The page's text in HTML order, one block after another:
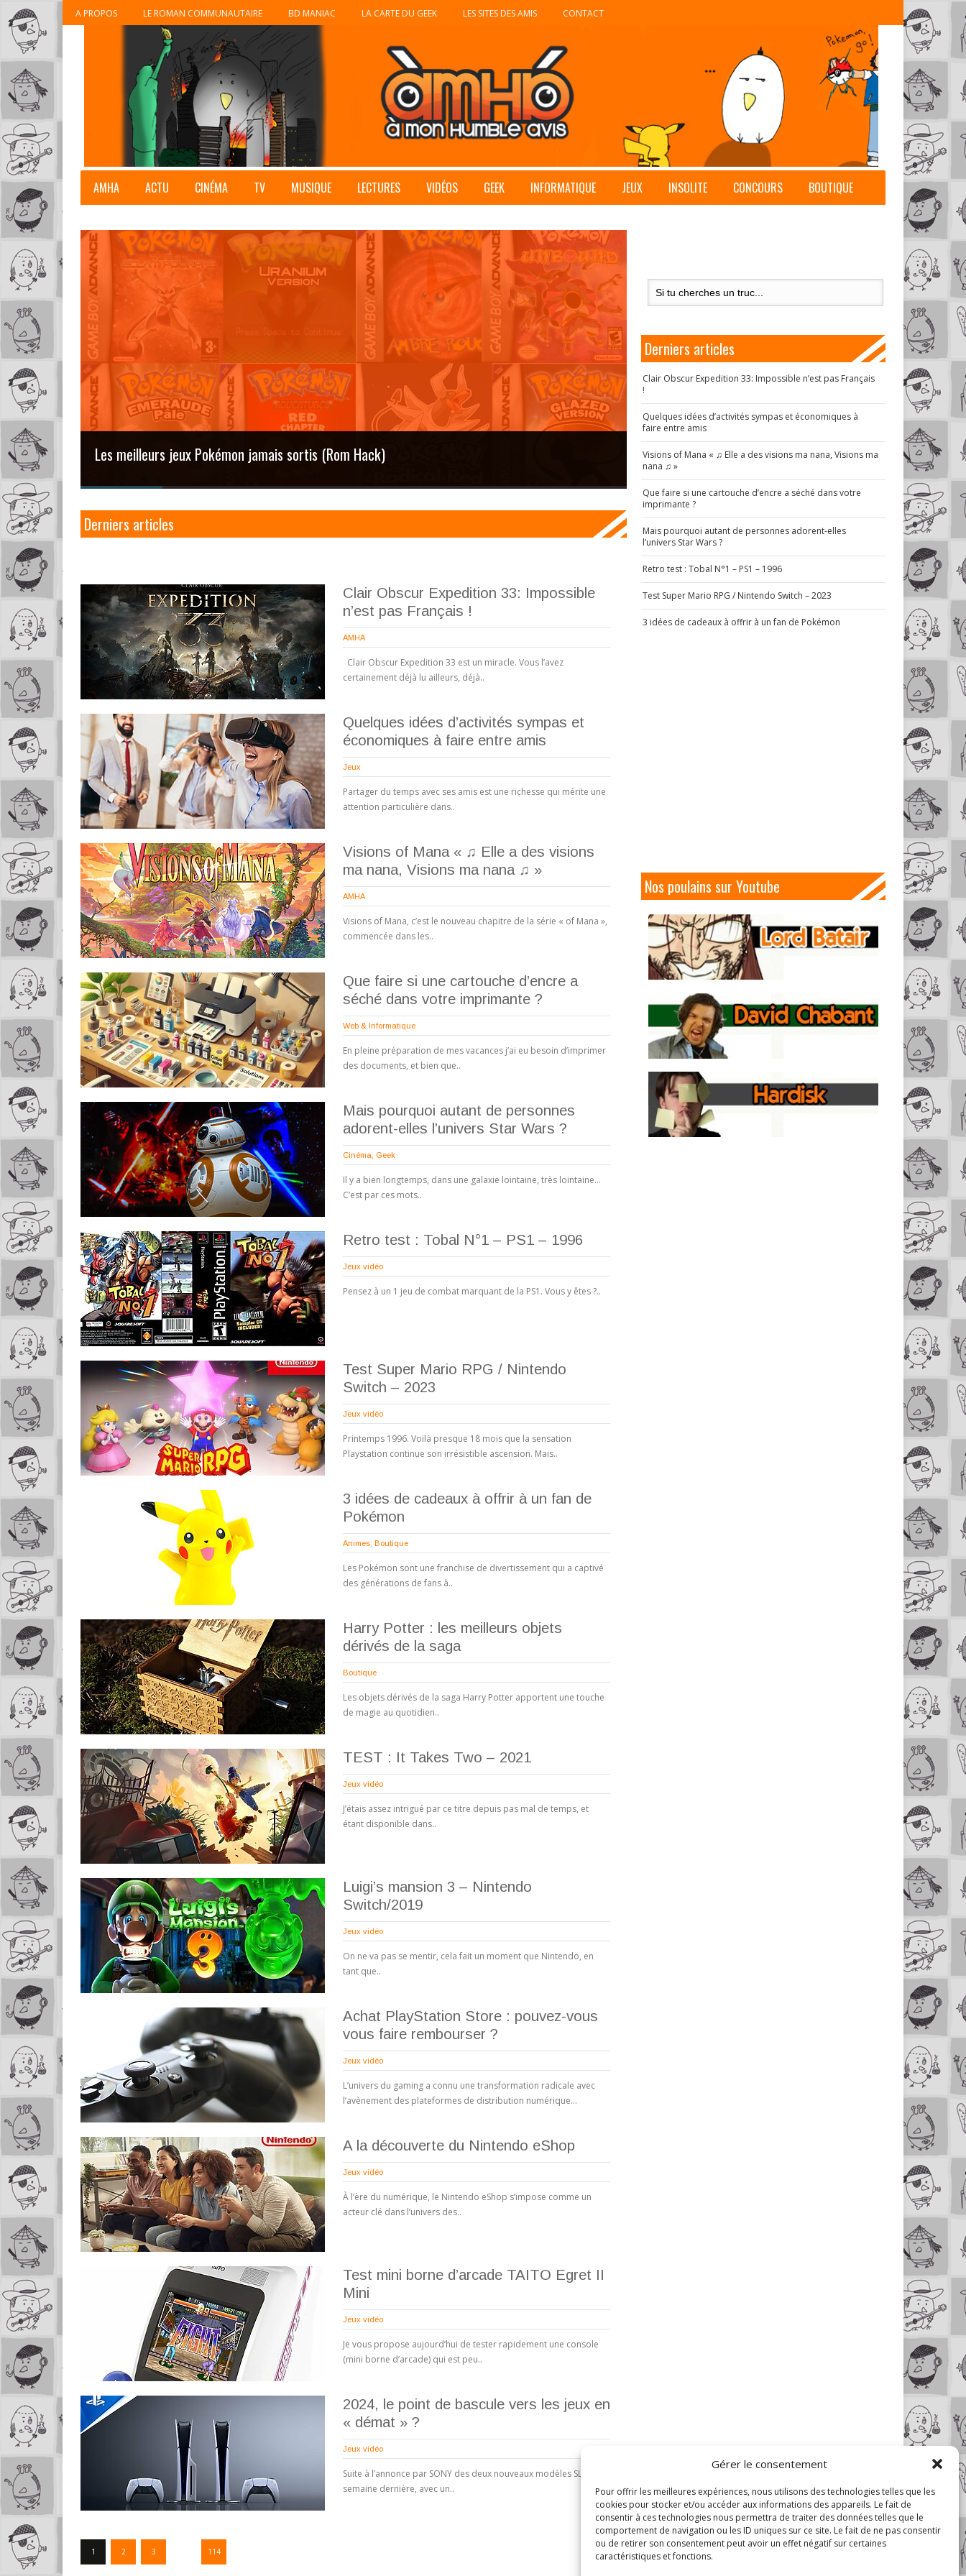
Gérer le consentement
Pour offrir les meilleures expériences, nous utilisons des technologies telles que les
cookies pour stocker et/ou accéder aux informations des appareils. Le fait de
consentir à ces technologies nous permettra de traiter des données telles que le
comportement de navigation ou les ID uniques sur ce site. Le fait de ne pas consentir
ou de retirer son consentement peut avoir un effet négatif sur certaines
caractéristiques et fonctions.
A PROPOS LE ROMAN COMMUNAUTAIRE BD MANIAC LA CARTE DU GEEK LES SITES DES AMIS CONTACT
AMHA ACTU CINÉMA TV MUSIQUE LECTURES VIDÉOS GEEK INFORMATIQUE JEUX INSOLITE CONCOURS BOUTIQUE
Les meilleurs jeux Pokémon jamais sortis (Rom Hack)
Derniers articles
Clair Obscur Expedition 33: Impossible
n’est pas Français !
AMHA
Clair Obscur Expedition 33 est un miracle. Vous l’avez
certainement déjà lu ailleurs, déjà..
Quelques idées d’activités sympas et
économiques à faire entre amis
Jeux
Partager du temps avec ses amis est une richesse qui mérite une
attention particulière dans..
Visions of Mana « ♫ Elle a des visions
ma nana, Visions ma nana ♫ »
AMHA
Visions of Mana, c’est le nouveau chapitre de la série « of Mana »,
commencée dans les..
Que faire si une cartouche d’encre a
séché dans votre imprimante ?
Web & Informatique
En pleine préparation de mes vacances j’ai eu besoin d’imprimer
des documents, et bien que..
Mais pourquoi autant de personnes
adorent-elles l’univers Star Wars ?
Cinéma Geek
Il y a bien longtemps, dans une galaxie lointaine, très lointaine…
C’est par ces mots..
Retro test : Tobal N°1 – PS1 – 1996
Jeux vidéo
Pensez à un 1 jeu de combat marquant de la PS1. Vous y êtes ?..
Test Super Mario RPG / Nintendo
Switch – 2023
Jeux vidéo
Printemps 1996. Voilà presque 18 mois que la sensation
Playstation continue son irrésistible ascension. Mais..
3 idées de cadeaux à offrir à un fan de
Pokémon
Animes Boutique
Les Pokémon sont une franchise de divertissement qui a captivé
des générations de fans à..
Harry Potter : les meilleurs objets
dérivés de la saga
Boutique
Les objets dérivés de la saga Harry Potter apportent une touche
de magie au quotidien..
TEST : It Takes Two – 2021
Jeux vidéo
J’étais assez intrigué par ce titre depuis pas mal de temps, et
étant disponible dans..
Luigi’s mansion 3 – Nintendo
Switch/2019
Jeux vidéo
On ne va pas se mentir, cela fait un moment que Nintendo, en
tant que..
Achat PlayStation Store : pouvez-vous
vous faire rembourser ?
Jeux vidéo
L’univers du gaming a connu une transformation radicale avec
l’avènement des plateformes de distribution numérique…
A la découverte du Nintendo eShop
Jeux vidéo
À l’ère du numérique, le Nintendo eShop s’impose comme un
acteur clé dans l’univers des..
Test mini borne d’arcade TAITO Egret II
Mini
Jeux vidéo
Je vous propose aujourd’hui de tester rapidement une console
(mini borne d’arcade) qui est peu..
2024, le point de bascule vers les jeux en
« démat » ?
Jeux vidéo
Suite à l’annonce par SONY des deux nouveaux modèles SLIM la
semaine dernière, avec un..
1 2 3 114
Derniers articles
Clair Obscur Expedition 33: Impossible n’est pas Français
!
Quelques idées d’activités sympas et économiques à
faire entre amis
Visions of Mana « ♫ Elle a des visions ma nana, Visions ma
nana ♫ »
Que faire si une cartouche d’encre a séché dans votre
imprimante ?
Mais pourquoi autant de personnes adorent-elles
l’univers Star Wars ?
Retro test : Tobal N°1 – PS1 – 1996
Test Super Mario RPG / Nintendo Switch – 2023
3 idées de cadeaux à offrir à un fan de Pokémon
Nos poulains sur Youtube